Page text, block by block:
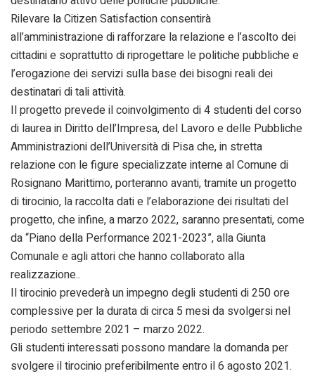
Rilevare la Citizen Satisfaction consentirà
all’amministrazione di rafforzare la relazione e l’ascolto dei
cittadini e soprattutto di riprogettare le politiche pubbliche e
l’erogazione dei servizi sulla base dei bisogni reali dei
destinatari di tali attività.
Il progetto prevede il coinvolgimento di 4 studenti del corso
di laurea in Diritto dell’Impresa, del Lavoro e delle Pubbliche
Amministrazioni dell’Università di Pisa che, in stretta
relazione con le figure specializzate interne al Comune di
Rosignano Marittimo, porteranno avanti, tramite un progetto
di tirocinio, la raccolta dati e l’elaborazione dei risultati del
progetto, che infine, a marzo 2022, saranno presentati, come
da “Piano della Performance 2021-2023”, alla Giunta
Comunale e agli attori che hanno collaborato alla
realizzazione..
Il tirocinio prevederà un impegno degli studenti di 250 ore
complessive per la durata di circa 5 mesi da svolgersi nel
periodo settembre 2021 – marzo 2022.
Gli studenti interessati possono mandare la domanda per
svolgere il tirocinio preferibilmente entro il 6 agosto 2021.